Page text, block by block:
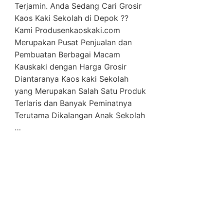
Terjamin. Anda Sedang Cari Grosir
Kaos Kaki Sekolah di Depok ??
Kami Produsenkaoskaki.com
Merupakan Pusat Penjualan dan
Pembuatan Berbagai Macam
Kauskaki dengan Harga Grosir
Diantaranya Kaos kaki Sekolah
yang Merupakan Salah Satu Produk
Terlaris dan Banyak Peminatnya
Terutama Dikalangan Anak Sekolah
…